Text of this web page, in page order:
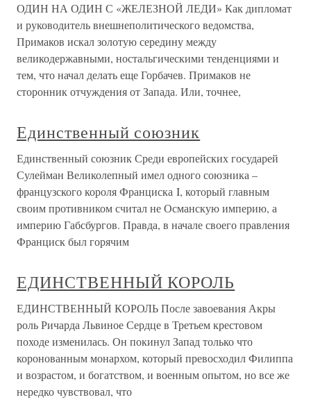
ОДИН НА ОДИН С «ЖЕЛЕЗНОЙ ЛЕДИ» Как дипломат
и руководитель внешнеполитического ведомства,
Примаков искал золотую середину между
великодержавными, ностальгическими тенденциями и
тем, что начал делать еще Горбачев. Примаков не
сторонник отчуждения от Запада. Или, точнее,
Единственный союзник
Единственный союзник Среди европейских государей
Сулейман Великолепный имел одного союзника –
французского короля Франциска I, который главным
своим противником считал не Османскую империю, а
империю Габсбургов. Правда, в начале своего правления
Франциск был горячим
ЕДИНСТВЕННЫЙ КОРОЛЬ
ЕДИНСТВЕННЫЙ КОРОЛЬ После завоевания Акры
роль Ричарда Львиное Сердце в Третьем крестовом
походе изменилась. Он покинул Запад только что
коронованным монархом, который превосходил Филиппа
и возрастом, и богатством, и военным опытом, но все же
нередко чувствовал, что